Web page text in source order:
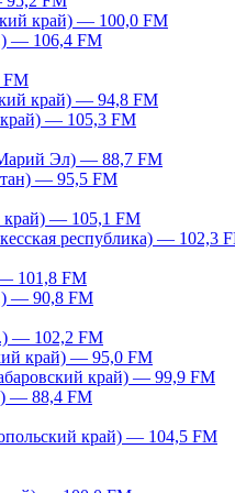
край) — 100,0 FM
— 106,4 FM
FM
край) — 94,8 FM
— 105,3 FM
Эл) — 88,7 FM
— 95,5 FM
край) — 105,1 FM
республика) — 102,3
101,8 FM
— 90,8 FM
— 102,2 FM
край) — 95,0 FM
край) — 99,9 FM
— 88,4 FM
край) — 104,5 FM